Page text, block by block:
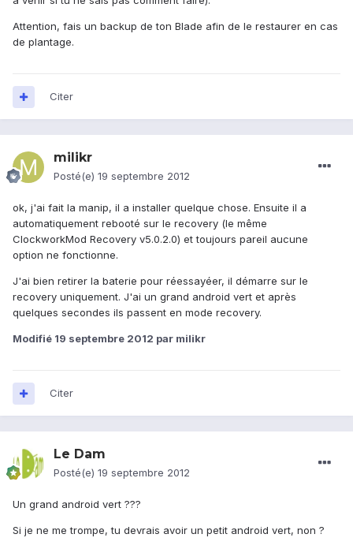
Attention, fais un backup de ton Blade afin de le restaurer en cas
de plantage.
Citer
milikr
Posté(e) 19 septembre 2012
ok, j'ai fait la manip, il a installer quelque chose. Ensuite il a
automatiquement rebooté sur le recovery (le même
ClockworkMod Recovery v5.0.2.0) et toujours pareil aucune
option ne fonctionne.
J'ai bien retirer la baterie pour réessayéer, il démarre sur le
recovery uniquement. J'ai un grand android vert et après
quelques secondes ils passent en mode recovery.
Modifié 19 septembre 2012 par milikr
Citer
Le Dam
Posté(e) 19 septembre 2012
Un grand android vert ???
Si je ne me trompe, tu devrais avoir un petit android vert, non ?